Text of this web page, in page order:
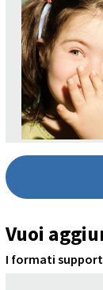
Vuoi
I formati